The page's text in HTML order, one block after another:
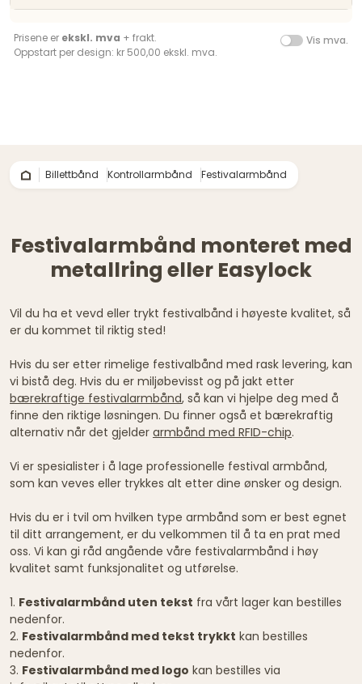
Prisene er ekskl. mva + frakt.
Oppstart per design: kr 500,00 ekskl. mva.
Vis mva.
Billettbånd Kontrollarmbånd Festivalarmbånd
Festivalarmbånd monteret med
metallring eller Easylock
Vil du ha et vevd eller trykt festivalbånd i høyeste kvalitet, så
er du kommet til riktig sted!
Hvis du ser etter rimelige festivalbånd med rask levering, kan
vi bistå deg. Hvis du er miljøbevisst og på jakt etter
bærekraftige festivalarmbånd, så kan vi hjelpe deg med å
finne den riktige løsningen. Du finner også et bærekraftig
alternativ når det gjelder armbånd med RFID-chip.
Vi er spesialister i å lage professionelle festival armbånd,
som kan veves eller trykkes alt etter dine ønsker og design.
Hvis du er i tvil om hvilken type armbånd som er best egnet
til ditt arrangement, er du velkommen til å ta en prat med
oss. Vi kan gi råd angående våre festivalarmbånd i høy
kvalitet samt funksjonalitet og utførelse.
1. Festivalarmbånd uten tekst fra vårt lager kan bestilles
nedenfor.
2. Festivalarmbånd med tekst trykkt kan bestilles
nedenfor.
3. Festivalarmbånd med logo kan bestilles via